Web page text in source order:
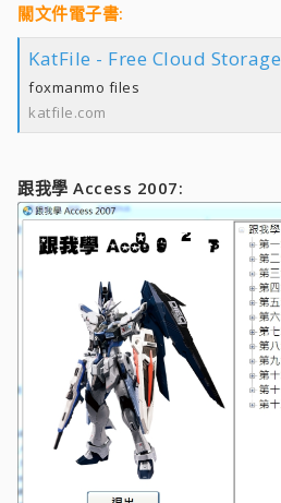
關文件電子書:
KatFile - Free Cloud Storage
foxmanmo files
katfile.com
跟我學 Access 2007: